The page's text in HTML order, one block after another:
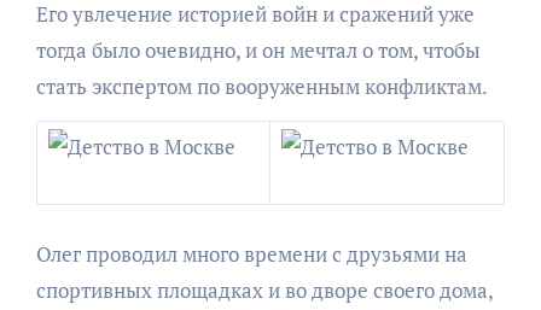
Его увлечение историей войн и сражений уже
тогда было очевидно, и он мечтал о том, чтобы
стать экспертом по вооруженным конфликтам.
Олег проводил много времени с друзьями на
спортивных площадках и во дворе своего дома,